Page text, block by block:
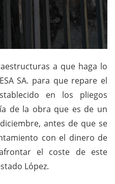
a que haga lo
SA. para que repare el
en los pliegos
de la obra que es de un
antes de que se
con el dinero de
el coste de este
López.